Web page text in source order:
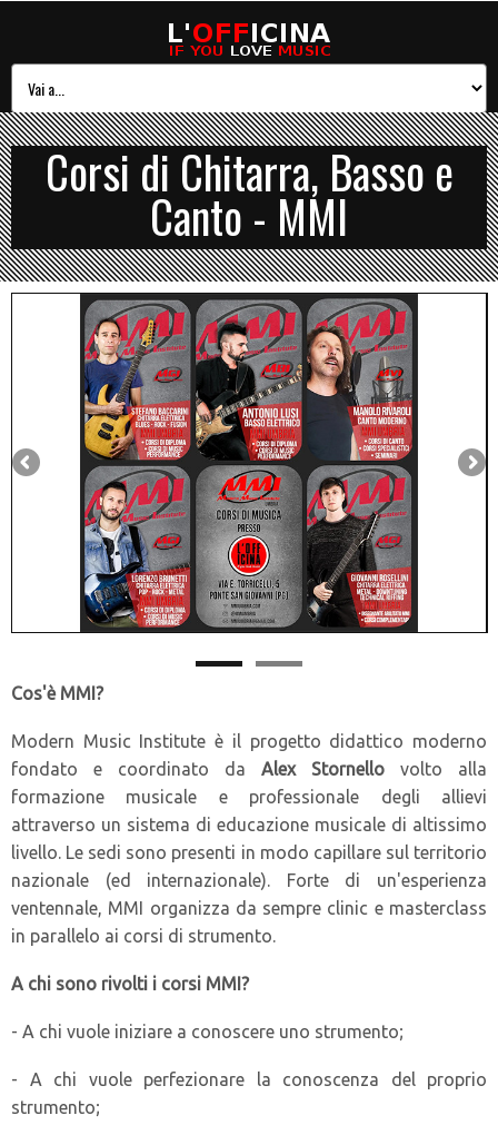
Corsi di Chitarra, Basso e
Canto - MMI
Cos'è MMI?
Modern Music Institute è il progetto didattico moderno
fondato e coordinato da Alex Stornello volto alla
formazione musicale e professionale degli allievi
attraverso un sistema di educazione musicale di altissimo
livello. Le sedi sono presenti in modo capillare sul territorio
nazionale (ed internazionale). Forte di un'esperienza
ventennale, MMI organizza da sempre clinic e masterclass
in parallelo ai corsi di strumento.
A chi sono rivolti i corsi MMI?
- A chi vuole iniziare a conoscere uno strumento;
- A chi vuole perfezionare la conoscenza del proprio
strumento;